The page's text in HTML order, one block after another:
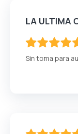
LA ULTIMA
Sin toma para